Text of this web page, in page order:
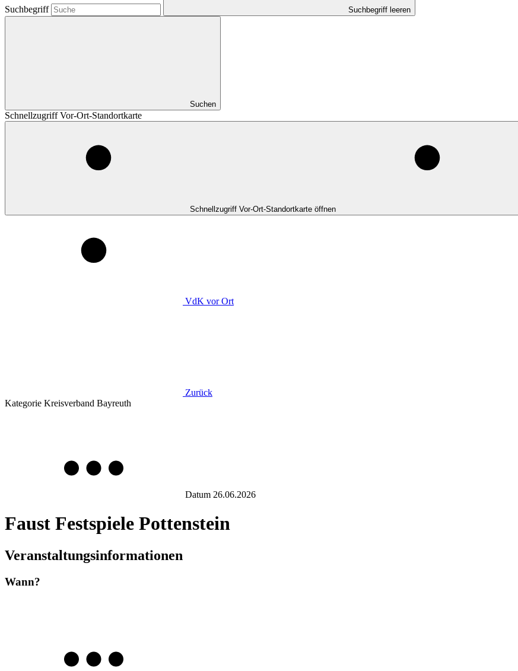
Suchbegriff Suchbegriff leeren
Suchen
Schnellzugriff Vor-Ort-Standortkarte
Schnellzugriff Vor-Ort-Standortkarte öffnen
VdK vor Ort
Zurück
Kategorie Kreisverband Bayreuth
Datum 26.06.2026
Faust Festspiele Pottenstein
Veranstaltungsinformationen
Wann?